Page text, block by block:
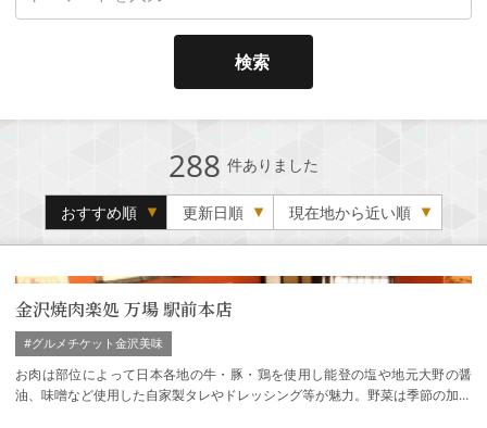
検索
288 件ありました
おすすめ順 更新日順 現在地から近い順
金沢焼肉楽処 万場 駅前本店
お肉は部位によって日本各地の牛・豚・鶏を使用し能登の塩や地元大野の醤
油、味噌など使用した自家製タレやドレッシング等が魅力。野菜は季節の加賀
#グルメチケット金沢美味